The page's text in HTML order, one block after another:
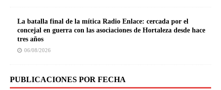
La batalla final de la mítica Radio Enlace: cercada por el
concejal en guerra con las asociaciones de Hortaleza desde hace
tres años
06/08/2026
PUBLICACIONES POR FECHA